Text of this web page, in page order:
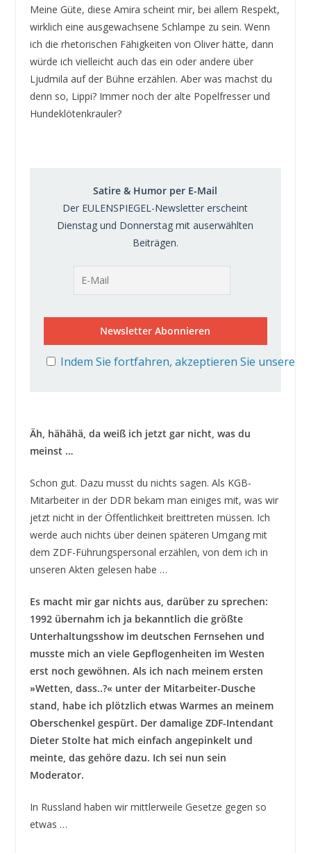
Meine Güte, diese Amira scheint mir, bei allem Respekt,
wirklich eine ausgewachsene Schlampe zu sein. Wenn
ich die rhetorischen Fähigkeiten von Oliver hätte, dann
würde ich vielleicht auch das ein oder andere über
Ljudmila auf der Bühne erzählen. Aber was machst du
denn so, Lippi? Immer noch der alte Popelfresser und
Hundeklötenkrauler?
Satire & Humor per E-Mail
Der EULENSPIEGEL-Newsletter erscheint
Dienstag und Donnerstag mit auserwählten
Beiträgen.
Indem Sie fortfahren, akzeptieren Sie unsere
Äh, hähähä, da weiß ich jetzt gar nicht, was du
meinst …
Schon gut. Dazu musst du nichts sagen. Als KGB-
Mitarbeiter in der DDR bekam man einiges mit, was wir
jetzt nicht in der Öffentlichkeit breittreten müssen. Ich
werde auch nichts über deinen späteren Umgang mit
dem ZDF-Führungspersonal erzählen, von dem ich in
unseren Akten gelesen habe …
Es macht mir gar nichts aus, darüber zu sprechen:
1992 übernahm ich ja bekanntlich die größte
Unterhaltungsshow im deutschen Fernsehen und
musste mich an viele Gepflogenheiten im Westen
erst noch gewöhnen. Als ich nach meinem ersten
»Wetten, dass..?« unter der Mitarbeiter-Dusche
stand, habe ich plötzlich etwas Warmes an meinem
Oberschenkel gespürt. Der damalige ZDF-Intendant
Dieter Stolte hat mich einfach angepinkelt und
meinte, das gehöre dazu. Ich sei nun sein
Moderator.
In Russland haben wir mittlerweile Gesetze gegen so
etwas …